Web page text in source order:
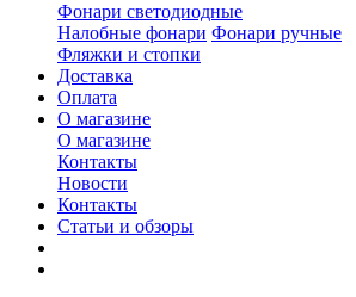
Фонари светодиодные
Налобные фонари Фонари ручные
Фляжки и стопки
Доставка
Оплата
О магазине
О магазине
Контакты
Новости
Контакты
Статьи и обзоры